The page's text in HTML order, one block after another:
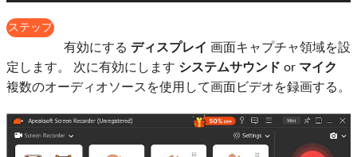
ステップ
有効にする ディスプレイ 画面キャプチャ領域を設
定します。 次に有効にします システムサウンド or マイク
複数のオーディオソースを使用して画面ビデオを録画する。